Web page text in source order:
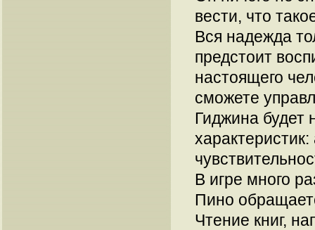
вести, что
Вся надежда
предстоит
настоящего
сможете
Гиджина будет
характеристик:
В игре много
Пино
Чтение книг,